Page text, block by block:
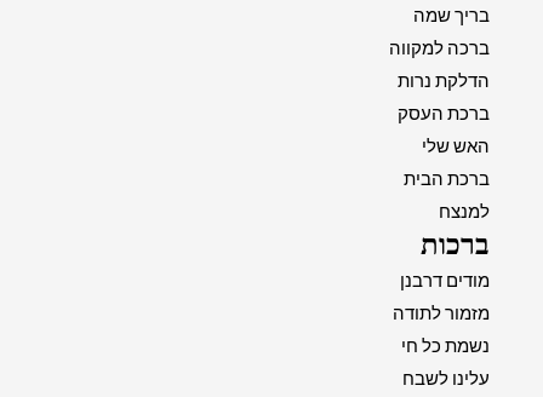
בריך שמה
ברכה למקווה
הדלקת נרות
ברכת העסק
האש שלי
ברכת הבית
למנצח
ברכות
מודים דרבנן
מזמור לתודה
נשמת כל חי
עלינו לשבח